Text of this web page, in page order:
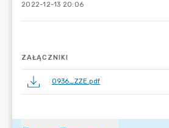
2022-12-13 20:06
ZAŁĄCZNIKI
0936_ZZE.pdf